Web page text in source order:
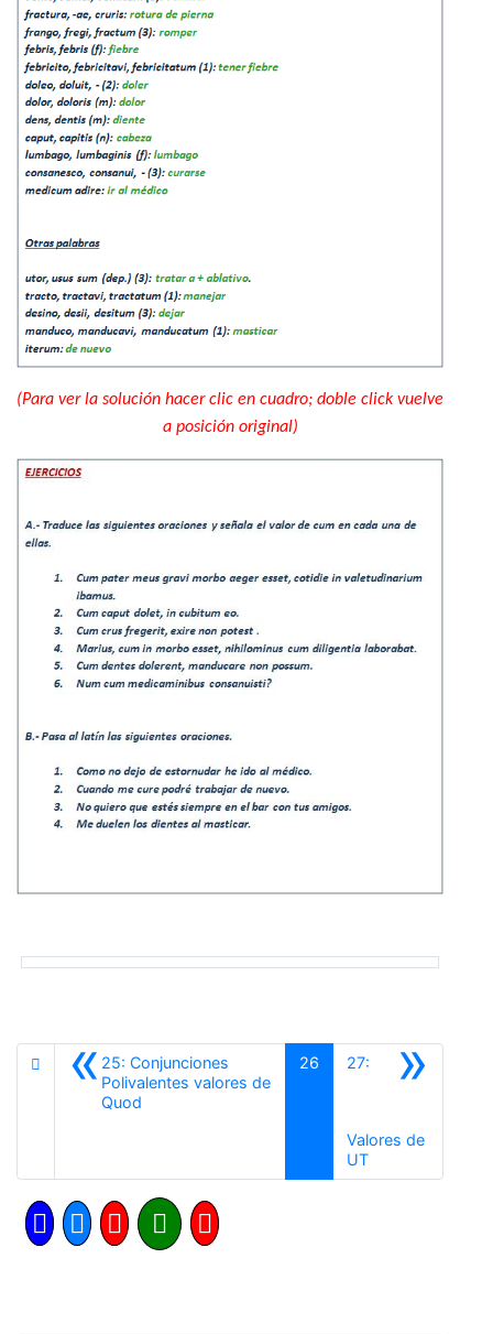
(Para ver la solución hacer clic en cuadro; doble click vuelve
a posición original)
«25: Conjunciones
Polivalentes valores de
Quod
26 »
27:
Valores de
UTSiguiente